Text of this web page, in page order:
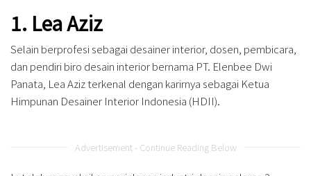
1. Lea Aziz
Selain berprofesi sebagai desainer interior, dosen, pembicara,
dan pendiri biro desain interior bernama PT. Elenbee Dwi
Panata, Lea Aziz terkenal dengan karirnya sebagai Ketua
Himpunan Desainer Interior Indonesia (HDII).
Advertisement - Continue Reading Below